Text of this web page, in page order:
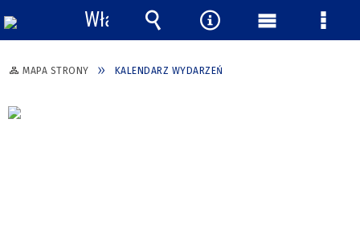
MAPA STRONY KALENDARZ WYDARZEŃ
Włącz
powiadomienia
Wyszukiwarka
Narzędzia
Menu Menu